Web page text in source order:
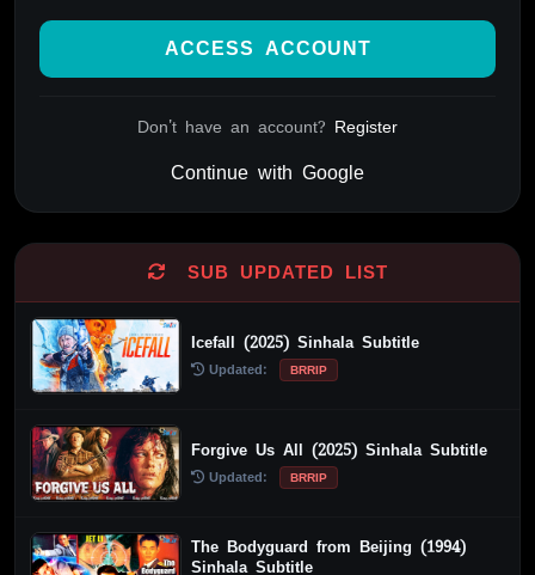
ACCESS ACCOUNT
Don't have an account? Register
Continue with Google
SUB UPDATED LIST
Icefall (2025) Sinhala Subtitle
Updated: BRRIP
Forgive Us All (2025) Sinhala Subtitle
Updated: BRRIP
The Bodyguard from Beijing (1994)
Sinhala Subtitle